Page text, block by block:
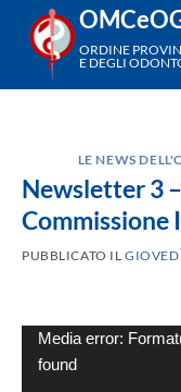
Salta
contenuti
ORDINE
E DEGLI
LE NEWS
Newsletter 3
PUBBLICATO IL
Video
Player
Media error:
found